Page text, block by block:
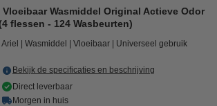
Wasmiddel Original Actieve Odor
flessen - 124 Wasbeurten)
Ariel Wasmiddel Vloeibaar Universeel gebruik
Bekijk de specificaties en beschrijving
Direct leverbaar
Morgen in huis